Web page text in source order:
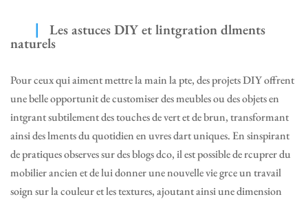
Les astuces DIY et lintgration dlments
naturels
Pour ceux qui aiment mettre la main la pte, des projets DIY offrent
une belle opportunit de customiser des meubles ou des objets en
intgrant subtilement des touches de vert et de brun, transformant
ainsi des lments du quotidien en uvres dart uniques. En sinspirant
de pratiques observes sur des blogs dco, il est possible de rcuprer du
mobilier ancien et de lui donner une nouvelle vie grce un travail
soign sur la couleur et les textures, ajoutant ainsi une dimension